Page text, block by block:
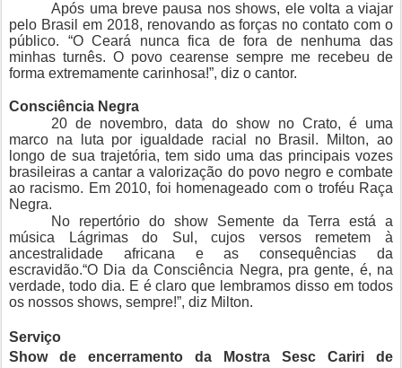
Após uma breve pausa nos shows, ele volta a viajar
pelo Brasil em 2018, renovando as forças no contato com o
público. “O Ceará nunca fica de fora de nenhuma das
minhas turnês. O povo cearense sempre me recebeu de
forma extremamente carinhosa!”, diz o cantor.
Consciência Negra
20 de novembro, data do show no Crato, é uma
marco na luta por igualdade racial no Brasil. Milton, ao
longo de sua trajetória, tem sido uma das principais vozes
brasileiras a cantar a valorização do povo negro e combate
ao racismo. Em 2010, foi homenageado com o troféu Raça
Negra.
No repertório do show Semente da Terra está a
música Lágrimas do Sul, cujos versos remetem à
ancestralidade africana e as consequências da
escravidão.“O Dia da Consciência Negra, pra gente, é, na
verdade, todo dia. E é claro que lembramos disso em todos
os nossos shows, sempre!”, diz Milton.
Serviço
Show de encerramento da Mostra Sesc Cariri de